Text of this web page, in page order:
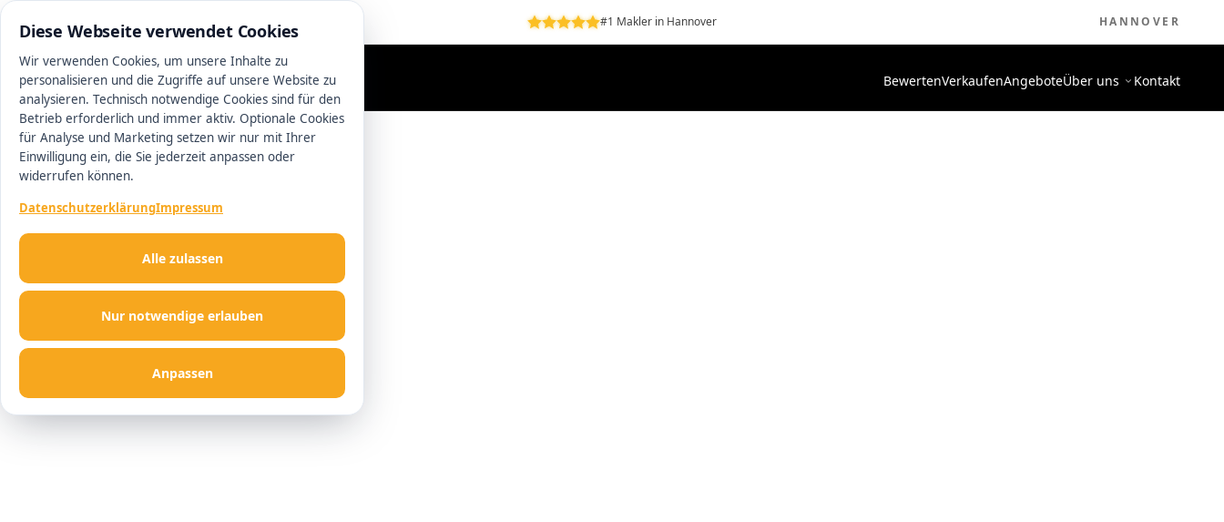
0511 13221100 #1 Makler in Hannover HANNOVER
BewertenVerkaufenAngeboteÜber uns Kontakt
Diese Webseite verwendet Cookies
Wir verwenden Cookies, um unsere Inhalte zu
personalisieren und die Zugriffe auf unsere Website zu
analysieren. Technisch notwendige Cookies sind für den
Betrieb erforderlich und immer aktiv. Optionale Cookies
für Analyse und Marketing setzen wir nur mit Ihrer
Einwilligung ein, die Sie jederzeit anpassen oder
widerrufen können.
DatenschutzerklärungImpressum
Nur notwendige erlauben
Anpassen
Alle zulassen